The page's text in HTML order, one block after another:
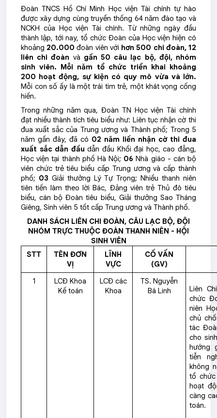
Đoàn TNCS Hồ Chí Minh Học viện Tài chính tự hào
được xây dựng cùng truyền thống 64 năm đào tạo và
NCKH của Học viện Tài chính. Từ những ngày đầu
thành lập, tới nay, tổ chức Đoàn của Học viện hiện có
khoảng 20.000 đoàn viên với hơn 500 chi đoàn, 12
liên chi đoàn và gần 50 câu lạc bộ, đội, nhóm
sinh viên. Mỗi năm tổ chức triển khai khoảng
200 hoạt động, sự kiện có quy mô vừa và lớn.
Mỗi con số ấy là một trái tim trẻ, một khát vọng cống
hiến.
Trong những năm qua, Đoàn TN Học viện Tài chính
đạt nhiều thành tích tiêu biểu như: Liên tục nhận cờ thi
đua xuất sắc của Trung ương và Thành phố; Trong 5
năm gần đây, đã có 02 năm liền nhận cờ thi đua
xuất sắc dẫn đầudẫn đầu Khối đại học, cao đẳng,
Học viện tại thành phố Hà Nội; 06 Nhà giáo - cán bộ
viên chức trẻ tiêu biểu cấp Trung ương và cấp thành
phố; 03 Giải thưởng Lý Tự Trọng; Nhiều thanh niên
tiên tiến làm theo lời Bác, Đảng viên trẻ Thủ đô tiêu
biểu, cán bộ Đoàn tiêu biểu, Giải thưởng Sao Tháng
Giêng, Sinh viên 5 tốt cấp Trung ương và Thành phố.
DANH SÁCH LIÊN CHI ĐOÀN, CÂU LẠC BỘ, ĐỘI
NHÓM TRỰC THUỘC ĐOÀN THANH NIÊN - HỘI
SINH VIÊN
STT
TÊN ĐƠN
VỊ
LĨNH
VỰC
CỐ VẤN
(GV)
1
LCĐ Khoa
Kế toán
LCĐ các
Khoa
TS. Nguyễn
Bá Linh
Liên
chức
niên
chủ
tác
cho
hướng
tiễn
không
tổ chức
hoạt
càng
toán.